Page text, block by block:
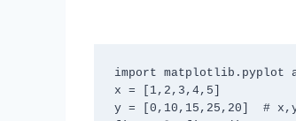
import matplotlib.pyplot
x = [1,2,3,4,5]
y = [0,10,15,25,20]  # x,y